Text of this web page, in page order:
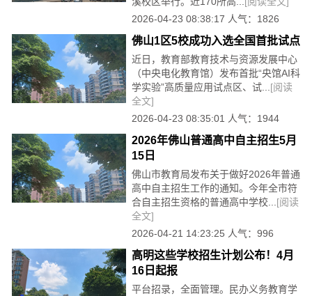
2026-04-23 08:38:17 人气：1826
佛山1区5校成功入选全国首批试点
近日，教育部教育技术与资源发展中心
（中央电化教育馆）发布首批“央馆AI科
学实验”高质量应用试点区、试... [阅读
全文]
2026-04-23 08:35:01 人气：1944
2026年佛山普通高中自主招生5月
15日
佛山市教育局发布关于做好2026年普通
高中自主招生工作的通知。今年全市符
合自主招生资格的普通高中学校... [阅读
全文]
2026-04-21 14:23:25 人气：996
高明这些学校招生计划公布！4月
16日起报
平台招录，全面管理。民办义务教育学